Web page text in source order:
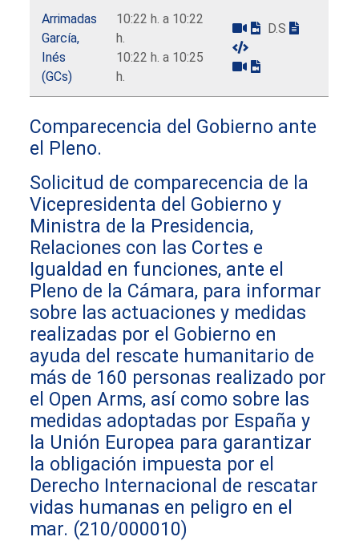
Arrimadas
García,
Inés
(GCs)
10:22 h. a 10:22
h.
10:22 h. a 10:25
h.
D.S
Comparecencia del Gobierno ante
el Pleno.
Solicitud de comparecencia de la
Vicepresidenta del Gobierno y
Ministra de la Presidencia,
Relaciones con las Cortes e
Igualdad en funciones, ante el
Pleno de la Cámara, para informar
sobre las actuaciones y medidas
realizadas por el Gobierno en
ayuda del rescate humanitario de
más de 160 personas realizado por
el Open Arms, así como sobre las
medidas adoptadas por España y
la Unión Europea para garantizar
la obligación impuesta por el
Derecho Internacional de rescatar
vidas humanas en peligro en el
mar. (210/000010)